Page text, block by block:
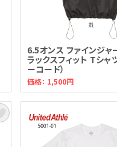
6.5オンス ファインジャ
ラックスフィット Tシャ
ーコード）
価格： 1,500円